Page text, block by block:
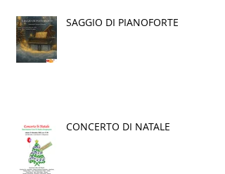
SAGGIO DI PIANOFORTE
CONCERTO DI NATALE